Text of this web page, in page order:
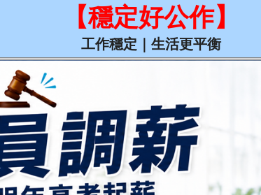
【穩定好公作】
工作穩定｜生活更平衡